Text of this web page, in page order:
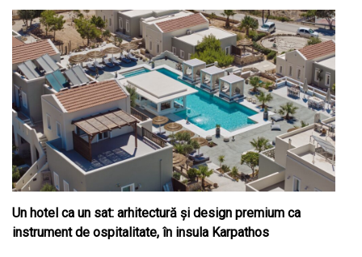
Un hotel ca un sat: arhitectură și design premium ca
instrument de ospitalitate, în insula Karpathos